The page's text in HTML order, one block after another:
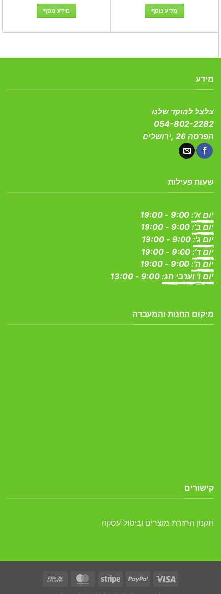
מידע נוסף מידע נוסף
מידע
צלצל למוקד שלנו
054-802-2282
הפרסה 26 ,ירושלים
שעות פעילות
יום א':
יום ב':
יום ג':
יום ד':
יום ה':
יום ו' וערבי חג:
מיקום החנות והמעבדה
קישורים
תקנון החזרת מוצרים וביטול עסקה
Visa
PayPal
Stripe
MasterCard